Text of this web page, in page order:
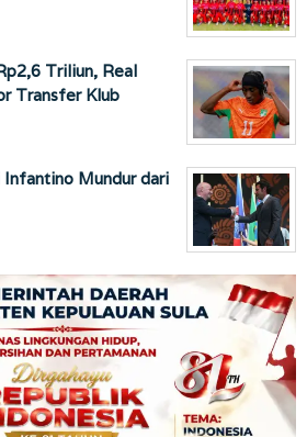
Triliun, Real
Transfer Klub
Infantino Mundur dari